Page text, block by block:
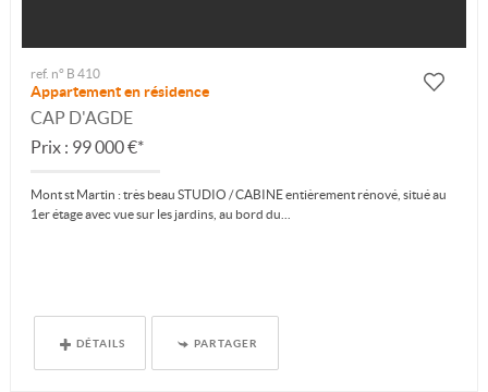
ref. n° B 410
Appartement en résidence
CAP D'AGDE
Prix : 99 000 €*
Mont st Martin : très beau STUDIO / CABINE entièrement rénové, situé au
1er étage avec vue sur les jardins, au bord du...
DÉTAILS PARTAGER